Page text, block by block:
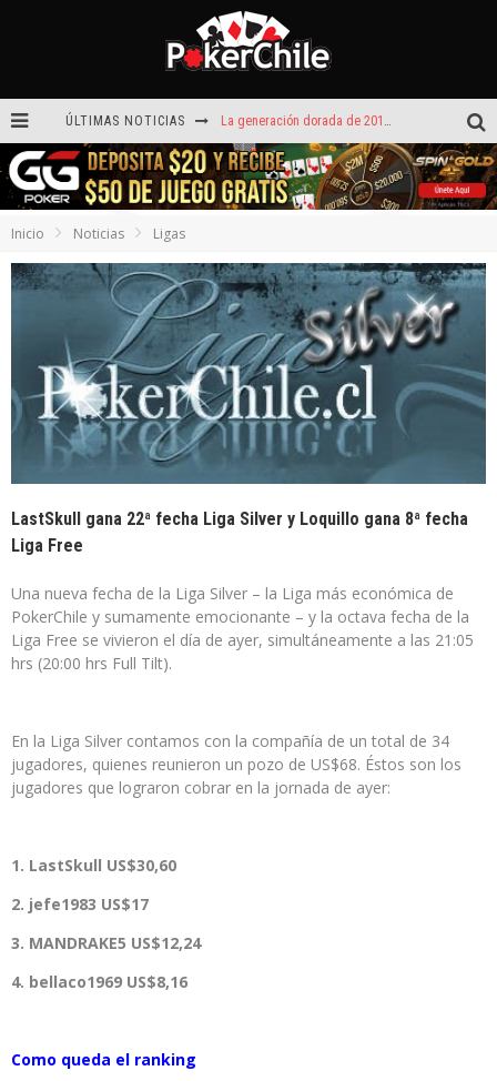
ÚLTIMAS NOTICIAS La generación dorada de 2011: el año en que Chile conquistó el póker internacional
¡Sábado de ases! Punta Arenas y Valdivia repartieron más de $3,8 millones
ROAD TO CLSOP Puerto Plata, satélite a Main Event.
Víctor Armijo y Carlos Beltrán celebraron en los torneos Turbo de Dreams
Hoy camiseta Firmada por Arturo Vidal gratis en GGPoker
Inicio Noticias Ligas
LastSkull gana 22ª fecha Liga Silver y Loquillo gana 8ª fecha
Liga Free
Una nueva fecha de la Liga Silver – la Liga más económica de
PokerChile y sumamente emocionante – y la octava fecha de la
Liga Free se vivieron el día de ayer, simultáneamente a las 21:05
hrs (20:00 hrs Full Tilt).
En la Liga Silver contamos con la compañía de un total de 34
jugadores, quienes reunieron un pozo de US$68. Éstos son los
jugadores que lograron cobrar en la jornada de ayer:
1. LastSkull US$30,60
2. jefe1983 US$17
3. MANDRAKE5 US$12,24
4. bellaco1969 US$8,16
Como queda el ranking